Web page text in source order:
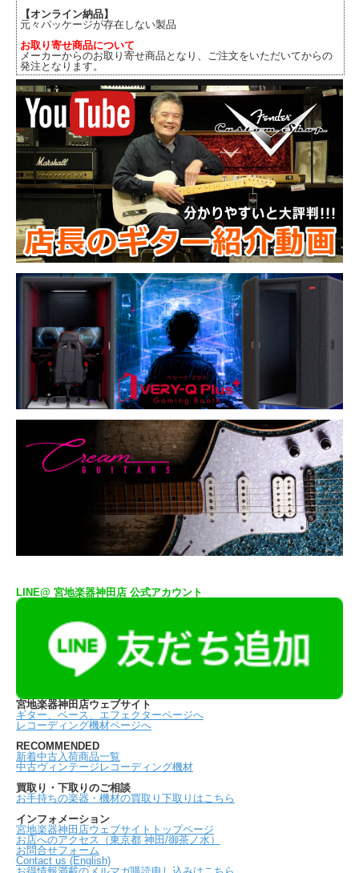
【オンライン納品】
元々パッケージが存在しない製品
お取り寄せ商品について
メーカーからのお取り寄せ商品となり、ご注文をいただいてからの
発注となります。
LINE@ 宮地楽器神田店 公式アカウント
宮地楽器神田店ウェブサイト
ギター、ベース、エフェクターページへ
レコーディング機材ページへ
RECOMMENDED
新着中古入荷商品一覧
中古ヴィンテージレコーディング機材
買取り・下取りのご相談
お手持ちの楽器・機材の買取り下取りはこちら
インフォメーション
宮地楽器神田店ウェブサイトトップページ
お店へのアクセス（東京都 神田/御茶ノ水）
お問合せフォーム
Contact us (English)